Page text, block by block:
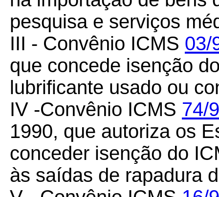
pesquisa e serviços
III - Convênio ICMS 03/
que concede isenção
lubrificante usado ou
IV -Convênio ICMS 74/
1990, que autoriza os
conceder isenção do
às saídas de rapadura